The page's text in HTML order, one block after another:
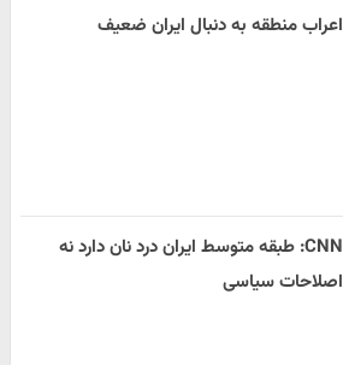
اعراب منطقه به دنبال ایران ضعیف
CNN: طبقه متوسط ایران درد نان دارد نه
اصلاحات سیاسی